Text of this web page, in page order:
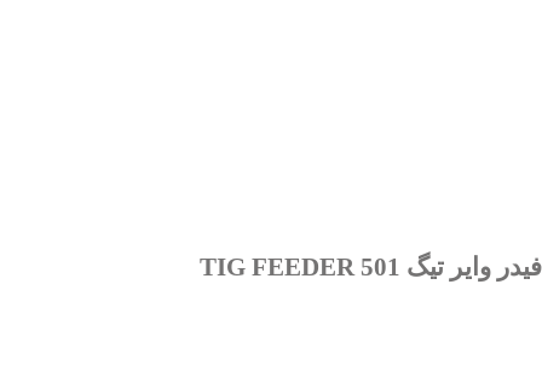
فیدر وایر تیگ TIG FEEDER 501